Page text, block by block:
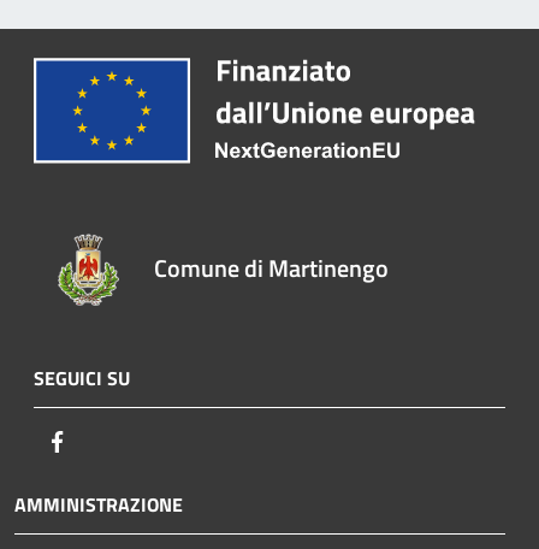
Comune di Martinengo
SEGUICI SU
AMMINISTRAZIONE